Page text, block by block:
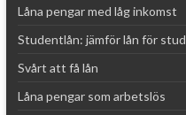
Låna pengar med låg inkomst
Studentlån: jämför lån för
Svårt att få lån
Låna pengar som arbetslös